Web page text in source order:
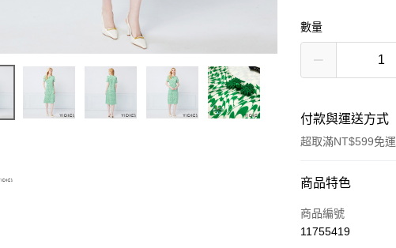
數量
付款與運送方式
超取滿NT$599免運
付款方式
信用卡一次付款
商品特色
商品編號
11755419